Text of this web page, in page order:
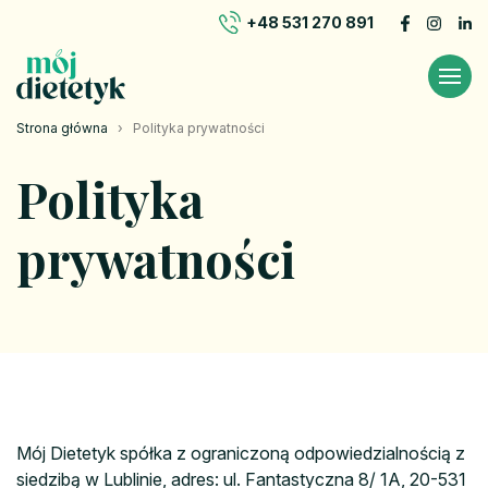
+48 531 270 891
Strona główna › Polityka prywatności
Polityka
prywatności
Mój Dietetyk spółka z ograniczoną odpowiedzialnością z
siedzibą w Lublinie, adres: ul. Fantastyczna 8/ 1A, 20-531